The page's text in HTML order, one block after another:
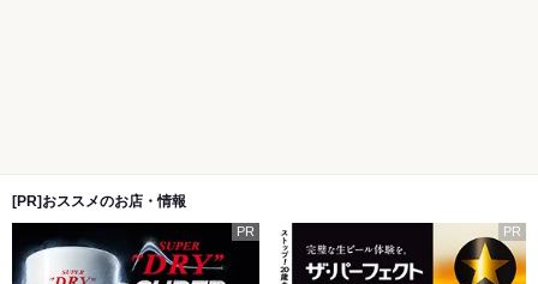
[PR]おススメのお店・情報
PR PR